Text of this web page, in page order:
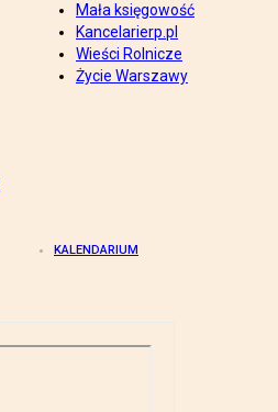
Mała księgowość
Kancelarierp.pl
Wieści Rolnicze
Życie Warszawy
KALENDARIUM